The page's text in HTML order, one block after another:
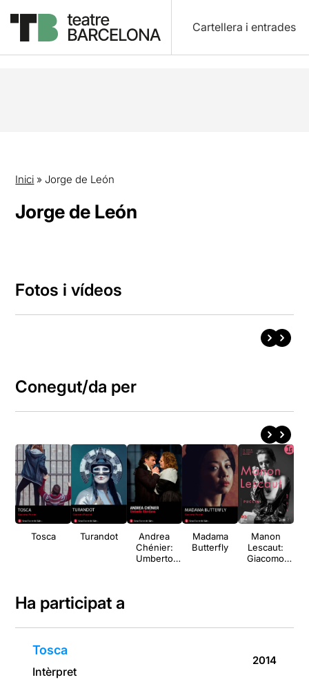
Cartellera i entrades
Inici » Jorge de León
Jorge de León
Fotos i vídeos
Conegut/da per
Tosca Turandot
Andrea
Chénier:
Umberto
Madama
Butterfly
Manon
Lescaut:
Giacomo
Ha participat a
Tosca
Intèrpret
2014